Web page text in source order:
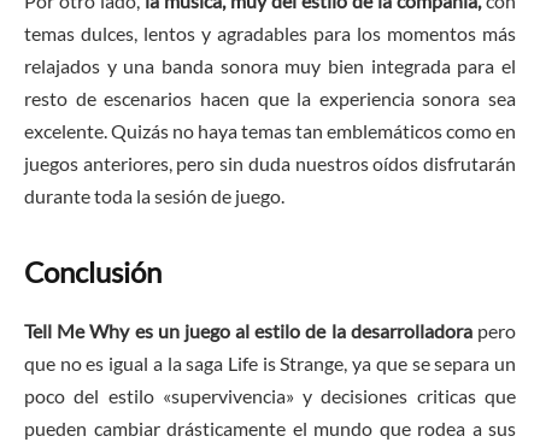
temas dulces, lentos y agradables para los momentos más
relajados y una banda sonora muy bien integrada para el
resto de escenarios hacen que la experiencia sonora sea
excelente. Quizás no haya temas tan emblemáticos como en
juegos anteriores, pero sin duda nuestros oídos disfrutarán
durante toda la sesión de juego.
Conclusión
Tell Me Why es un juego al estilo de la desarrolladora pero
que no es igual a la saga Life is Strange, ya que se separa un
poco del estilo «supervivencia» y decisiones criticas que
pueden cambiar drásticamente el mundo que rodea a sus